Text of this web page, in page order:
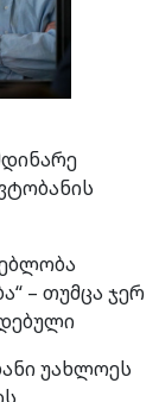
– თუმცა ჯერ
უახლოეს